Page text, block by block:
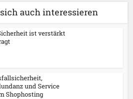
auch interessieren
ist verstärkt
und Service
Shophosting